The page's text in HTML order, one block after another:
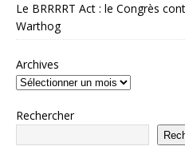
Le BRRRRT Act : le Congrès
Warthog
Archives
Rechercher